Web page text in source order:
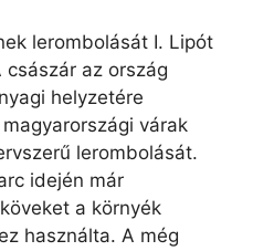
lerombolását I. Lipót
az ország
helyzetére
várak
lerombolását.
idején már
a környék
használta. A még